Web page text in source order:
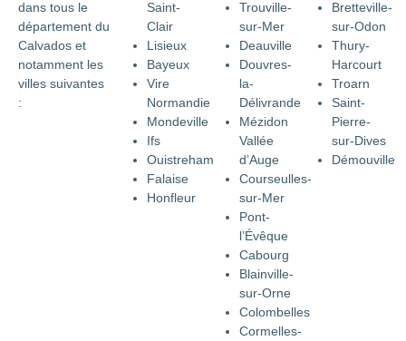
dans tous le
département du
Calvados et
notamment les
villes suivantes
:
Saint-
Clair
Lisieux
Bayeux
Vire
Normandie
Mondeville
Ifs
Ouistreham
Falaise
Honfleur
Trouville-
sur-Mer
Deauville
Douvres-
la-
Délivrande
Mézidon
Vallée
d’Auge
Courseulles-
sur-Mer
Pont-
l’Évêque
Cabourg
Blainville-
sur-Orne
Colombelles
Cormelles-
Bretteville-
sur-Odon
Thury-
Harcourt
Troarn
Saint-
Pierre-
sur-Dives
Démouville